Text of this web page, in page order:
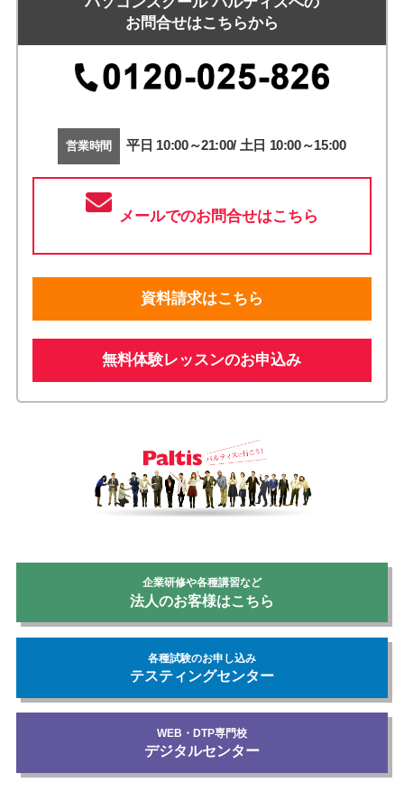
お問合せはこちらから
営業時間 平日 10:00～21:00/ 土日 10:00～15:00
メールでのお問合せはこちら
資料請求はこちら
無料体験レッスンのお申込み
企業研修や各種講習など
法人のお客様はこちら
各種試験のお申し込み
テスティングセンター
WEB・DTP専門校
デジタルセンター